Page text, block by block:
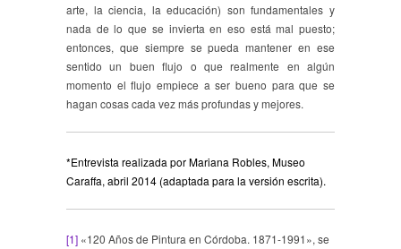
arte, la ciencia, la educación) son fundamentales y
nada de lo que se invierta en eso está mal puesto;
entonces, que siempre se pueda mantener en ese
sentido un buen flujo o que realmente en algún
momento el flujo empiece a ser bueno para que se
hagan cosas cada vez más profundas y mejores.
*Entrevista realizada por Mariana Robles, Museo
Caraffa, abril 2014 (adaptada para la versión escrita).
[1] «120 Años de Pintura en Córdoba. 1871-1991», se